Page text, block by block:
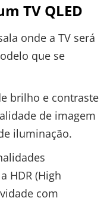
TV QLED
onde a TV será
que se
brilho e contraste
de imagem
iluminação.
HDR (High
com